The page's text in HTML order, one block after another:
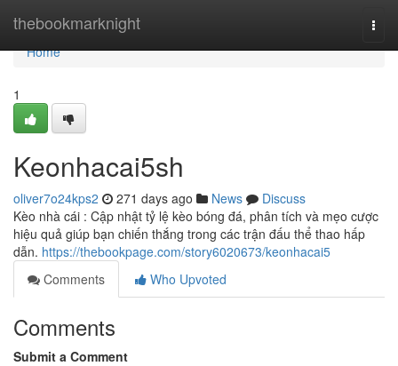
thebookmarknight
Home
Home
1
Keonhacai5sh
oliver7o24kps2 271 days ago News
Discuss
Kèo nhà cái : Cập nhật tỷ lệ kèo bóng đá, phân tích và mẹo cược
hiệu quả giúp bạn chiến thắng trong các trận đấu thể thao hấp
dẫn. https://thebookpage.com/story6020673/keonhacai5
Comments
Who Upvoted
Comments
Submit a Comment